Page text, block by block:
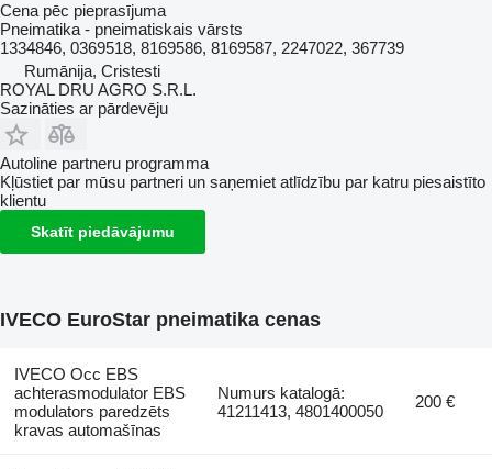
Cena pēc pieprasījuma
Pneimatika - pneimatiskais vārsts
1334846, 0369518, 8169586, 8169587, 2247022, 367739
Rumānija, Cristesti
ROYAL DRU AGRO S.R.L.
Sazināties ar pārdevēju
Autoline partneru programma
Kļūstiet par mūsu partneri un saņemiet atlīdzību par katru piesaistīto
klientu
Skatīt piedāvājumu
IVECO EuroStar pneimatika cenas
IVECO Occ EBS
achterasmodulator EBS
modulators paredzēts
kravas automašīnas
Numurs katalogā:
41211413, 4801400050
200 €